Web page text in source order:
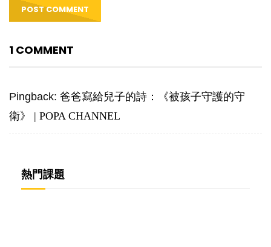
1 COMMENT
Pingback: 爸爸寫給兒子的詩：《被孩子守護的守
衛》 | POPA CHANNEL
熱門課題